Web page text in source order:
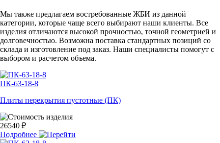
Мы также предлагаем востребованные ЖБИ из данной
категории, которые чаще всего выбирают наши клиенты. Все
изделия отличаются высокой прочностью, точной геометрией и
долговечностью. Возможна поставка стандартных позиций со
склада и изготовление под заказ. Наши специалисты помогут с
выбором и расчетом объема.
ПК-63-18-8
Плиты перекрытия пустотные (ПК)
26540 ₽
Подробнее